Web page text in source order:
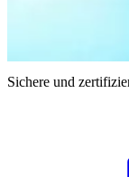
Sichere und